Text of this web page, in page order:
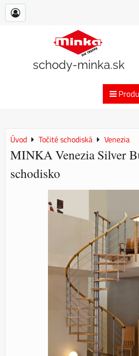
schody-minka.sk
Úvod Točité schodiská Venezia
MINKA Venezia Silver
schodisko